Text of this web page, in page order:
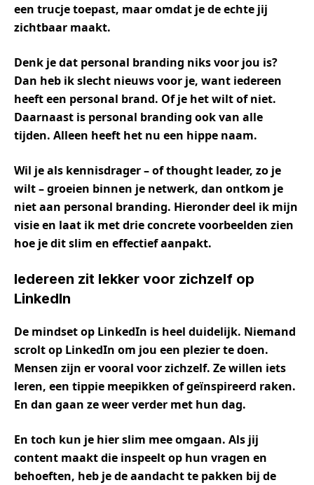
een trucje toepast, maar omdat je de echte jij
zichtbaar maakt.
Denk je dat personal branding niks voor jou is?
Dan heb ik slecht nieuws voor je, want iedereen
heeft een personal brand. Of je het wilt of niet.
Daarnaast is personal branding ook van alle
tijden. Alleen heeft het nu een hippe naam.
Wil je als kennisdrager – of thought leader, zo je
wilt – groeien binnen je netwerk, dan ontkom je
niet aan personal branding. Hieronder deel ik mijn
visie en laat ik met drie concrete voorbeelden zien
hoe je dit slim en effectief aanpakt.
Iedereen zit lekker voor zichzelf op
LinkedIn
De mindset op LinkedIn is heel duidelijk. Niemand
scrolt op LinkedIn om jou een plezier te doen.
Mensen zijn er vooral voor zichzelf. Ze willen iets
leren, een tippie meepikken of geïnspireerd raken.
En dan gaan ze weer verder met hun dag.
En toch kun je hier slim mee omgaan. Als jij
content maakt die inspeelt op hun vragen en
behoeften, heb je de aandacht te pakken bij de